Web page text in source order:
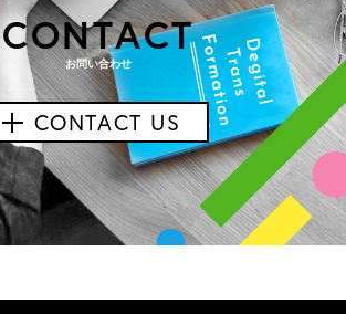
CONTACT
お問い合わせ
CONTACT US